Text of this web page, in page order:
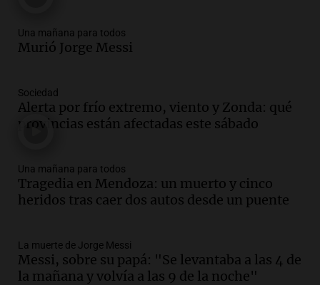
Audio.Messi llegará esta noche a
Rosario para acompañar a su familia
Episodios
Audio. Ley de Propiedad Privada: el revés
en el Congreso expuso una debilidad
Una mañana para todos
Episodios
Audio.Casabindo se prepara para una
Una mañana para todos
Episodios
Una mañana para todos
Murió Jorge Messi
Sociedad
Alerta por frío extremo, viento y Zonda: qué
provincias están afectadas este sábado
Una mañana para todos
Tragedia en Mendoza: un muerto y cinco
heridos tras caer dos autos desde un puente
La muerte de Jorge Messi
Messi, sobre su papá: "Se levantaba a las 4 de
la mañana y volvía a las 9 de la noche"